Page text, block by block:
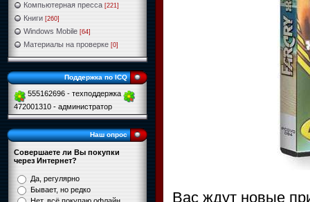
Компьютерная пресса [221]
Книги [260]
Windows Mobile [64]
Материалы на проверке [0]
Поддержка по ICQ
555162696 - техподдержка
472001310 - администратор
Наш опрос
Совершаете ли Вы покупки
через Интернет?
Да, регулярно
Бывает, но редко
Вас ждут новые